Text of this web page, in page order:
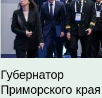
Губернатор
Приморского края